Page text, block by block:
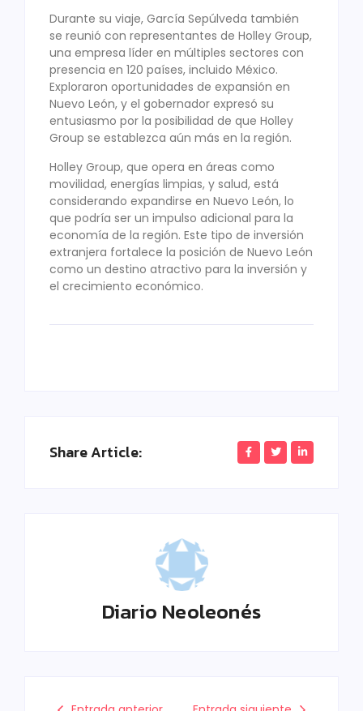
Durante su viaje, García Sepúlveda también
se reunió con representantes de Holley Group,
una empresa líder en múltiples sectores con
presencia en 120 países, incluido México.
Exploraron oportunidades de expansión en
Nuevo León, y el gobernador expresó su
entusiasmo por la posibilidad de que Holley
Group se establezca aún más en la región.
Holley Group, que opera en áreas como
movilidad, energías limpias, y salud, está
considerando expandirse en Nuevo León, lo
que podría ser un impulso adicional para la
economía de la región. Este tipo de inversión
extranjera fortalece la posición de Nuevo León
como un destino atractivo para la inversión y
el crecimiento económico.
Share Article:
Diario Neoleonés